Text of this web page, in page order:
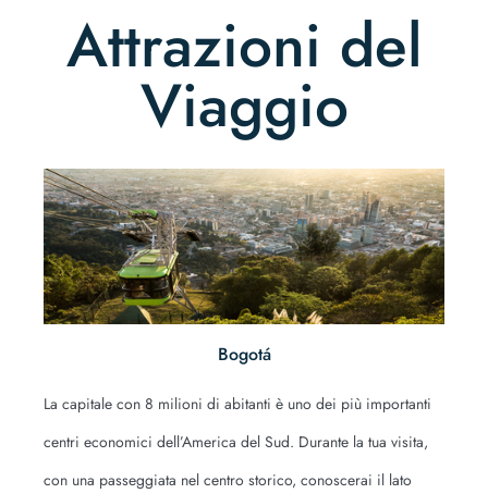
Attrazioni del
Viaggio
Bogotá
La capitale con 8 milioni di abitanti è uno dei più importanti
centri economici dell’America del Sud. Durante la tua visita,
con una passeggiata nel centro storico, conoscerai il lato